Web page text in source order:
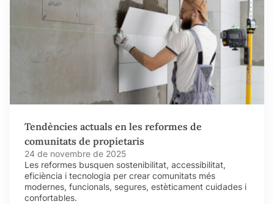
Tendències actuals en les reformes de
comunitats de propietaris
24 de novembre de 2025
Les reformes busquen sostenibilitat, accessibilitat,
eficiència i tecnologia per crear comunitats més
modernes, funcionals, segures, estèticament cuidades i
confortables.